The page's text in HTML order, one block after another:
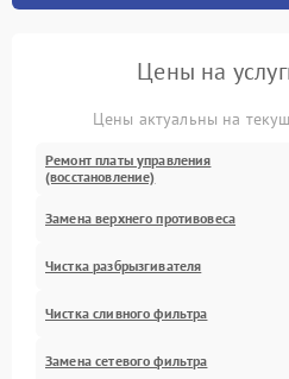
Цены на
Цены актуальны на
Ремонт платы управления
(восстановление)
Замена верхнего противовеса
Чистка разбрызгивателя
Чистка сливного фильтра
Замена сетевого фильтра